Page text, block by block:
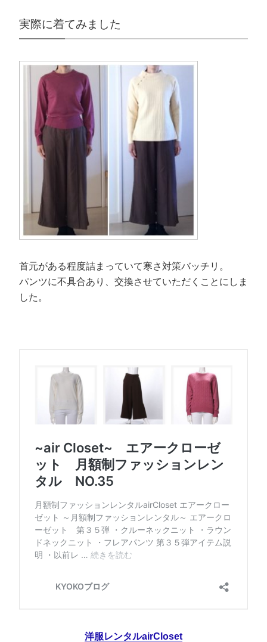
実際に着てみました
首元がある程度詰まっていて寒さ対策バッチリ。
パンツに不具合あり、交換させていただくことにしま
した。
洋服レンタルairCloset